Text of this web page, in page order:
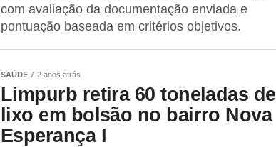
com avaliação da documentação enviada e
pontuação baseada em critérios objetivos.
SAÚDE 2 anos atrás
Limpurb retira 60 toneladas de
lixo em bolsão no bairro Nova
Esperança I